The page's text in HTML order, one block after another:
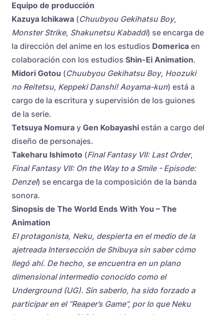
Equipo de producción
Kazuya Ichikawa (Chuubyou Gekihatsu Boy,
Monster Strike, Shakunetsu Kabaddi) se encarga de
la dirección del anime en los estudios Domerica en
colaboración con los estudios Shin-Ei Animation.
Midori Gotou (Chuubyou Gekihatsu Boy, Hoozuki
no Reitetsu, Keppeki Danshi! Aoyama-kun) está a
cargo de la escritura y supervisión de los guiones
de la serie.
Tetsuya Nomura y Gen Kobayashi están a cargo del
diseño de personajes.
Takeharu Ishimoto (Final Fantasy VII: Last Order,
Final Fantasy VII: On the Way to a Smile - Episode:
Denzel) se encarga de la composición de la banda
sonora.
Sinopsis de The World Ends With You – The
Animation
El protagonista, Neku, despierta en el medio de la
ajetreada Intersección de Shibuya sin saber cómo
llegó ahí. De hecho, se encuentra en un plano
dimensional intermedio conocido como el
Underground (UG). Sin saberlo, ha sido forzado a
participar en el “Reaper’s Game”, por lo que Neku